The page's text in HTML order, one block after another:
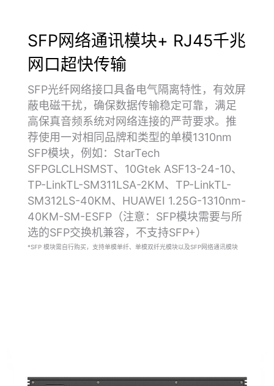
SFP网络通讯模块+ RJ45千兆
网口超快传输
SFP光纤网络接口具备电气隔离特性，有效屏
蔽电磁干扰，确保数据传输稳定可靠，满足
高保真音频系统对网络连接的严苛要求。推
荐使用一对相同品牌和类型的单模1310nm
SFP模块，例如：StarTech
SFPGLCLHSMST、10Gtek ASF13-24-10、
TP-LinkTL-SM311LSA-2KM、TP-LinkTL-
SM312LS-40KM、HUAWEI 1.25G-1310nm-
40KM-SM-ESFP（注意：SFP模块需要与所
选的SFP交换机兼容，不支持SFP+）
*SFP 模块需自行购买，支持单模单纤、单模双纤光模块以及SFP网络通讯模块